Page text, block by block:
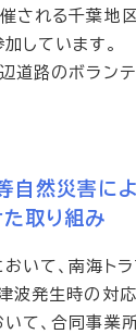
される千葉地
しています。
道路のボラン
自然災害に
取り組み
いて、南海ト
波発生時の対
て、合同事業